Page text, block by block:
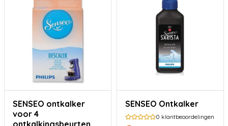
SENSEO ontkalker
voor 4
ontkalkingsbeurten
SENSEO Ontkalker
0 klantbeoordelingen